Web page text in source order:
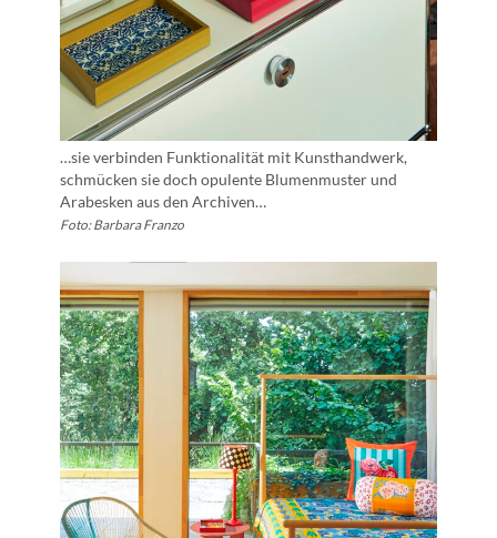
…sie verbinden Funktionalität mit Kunsthandwerk,
schmücken sie doch opulente Blumenmuster und
Arabesken aus den Archiven…
Foto: Barbara Franzo